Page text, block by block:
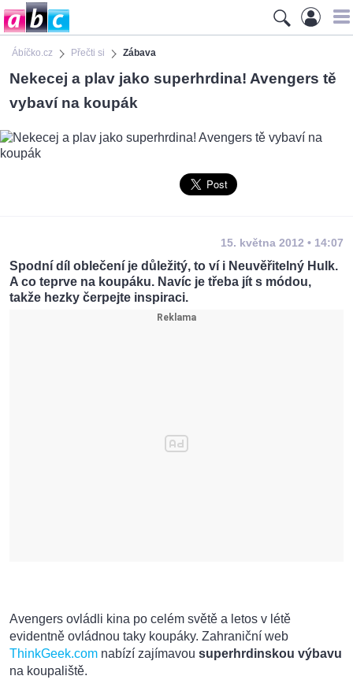
Ábíčko.cz Přečti si Zábava
Nekecej a plav jako superhrdina! Avengers tě
vybaví na koupák
15. května 2012 • 14:07
Spodní díl oblečení je důležitý, to ví i Neuvěřitelný Hulk.
A co teprve na koupáku. Navíc je třeba jít s módou,
takže hezky čerpejte inspiraci.
Avengers ovládli kina po celém světě a letos v létě
evidentně ovládnou taky koupáky. Zahraniční web
ThinkGeek.com nabízí zajímavou superhrdinskou výbavu
na koupaliště.